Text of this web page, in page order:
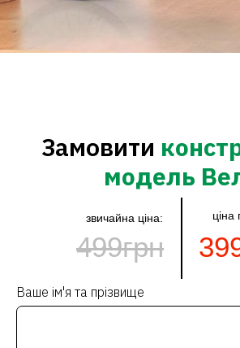
Замовити
модель
звичайна ціна:
499грн
ціна
Ваше ім'я та прізвище